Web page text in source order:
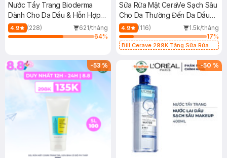
Nước Tẩy Trang Bioderma
Dành Cho Da Dầu & Hỗn Hợp
500ml
4.9 (228)
621/tháng
64%
Sữa Rửa Mặt CeraVe Sạch Sâu
Cho Da Thường Đến Da Dầu
473ml
4.9 (116)
1.5k/tháng
17%
Bill Cerave 299K Tặng Sữa Rửa
-53% -50 %